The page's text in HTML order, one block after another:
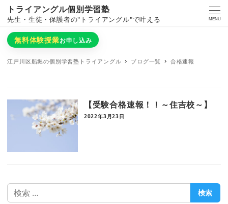
トライアングル個別学習塾
先生・生徒・保護者の"トライアングル"で叶える MENU
無料体験授業お申し込み
江戸川区船堀の個別学習塾トライアングル ブログ一覧 合格速報
【受験合格速報！！～住吉校～】
2022年3月23日
検
索
検索